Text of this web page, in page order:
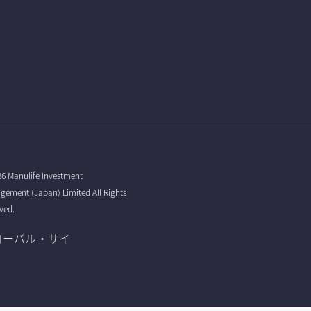
Manulife Investment
(Japan) Limited All Rights
バル・サイ